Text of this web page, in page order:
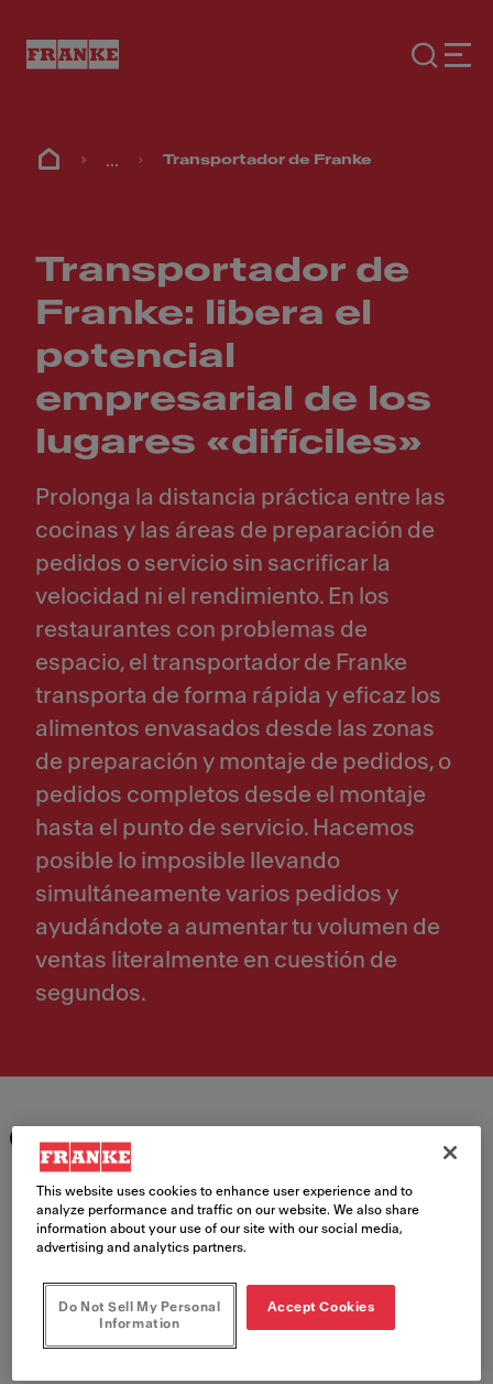
... Transportador de Franke
Transportador de
Franke: libera el
potencial
empresarial de los
lugares «difíciles»
Prolonga la distancia práctica entre las
cocinas y las áreas de preparación de
pedidos o servicio sin sacrificar la
velocidad ni el rendimiento. En los
restaurantes con problemas de
espacio, el transportador de Franke
transporta de forma rápida y eficaz los
alimentos envasados desde las zonas
de preparación y montaje de pedidos, o
pedidos completos desde el montaje
hasta el punto de servicio. Hacemos
posible lo imposible llevando
simultáneamente varios pedidos y
ayudándote a aumentar tu volumen de
ventas literalmente en cuestión de
segundos.
Características
Meet Franke
This website uses cookies to enhance user experience and to
analyze performance and traffic on our website. We also share
information about your use of our site with our social media,
advertising and analytics partners.
Do Not Sell My Personal
Information
Accept Cookies